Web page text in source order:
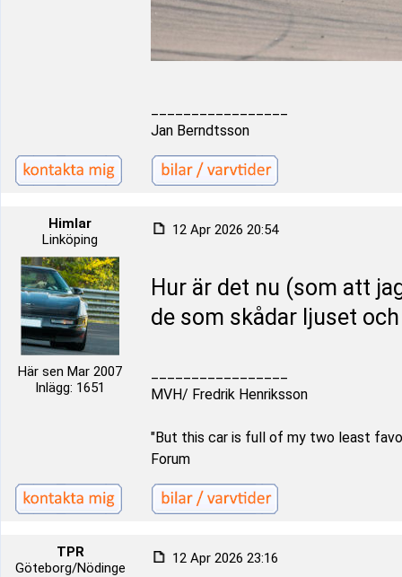
Jan Berndtsson
Himlar
Linköping
Här sen Mar 2007
Inlägg: 1651
12 Apr 2026 20:54
Hur är det nu (som att
de som skådar ljuset
MVH/ Fredrik Henriksson
"But this car is full of my two least
Forum
TPR
Göteborg/Nödinge
12 Apr 2026 23:16